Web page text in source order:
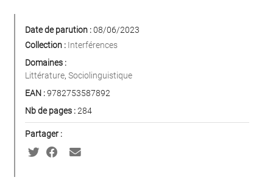
Date de parution :08/06/2023
Collection : Interférences
Domaines :
Littérature, Sociolinguistique
EAN :9782753587892
Nb de pages :284
Partager :